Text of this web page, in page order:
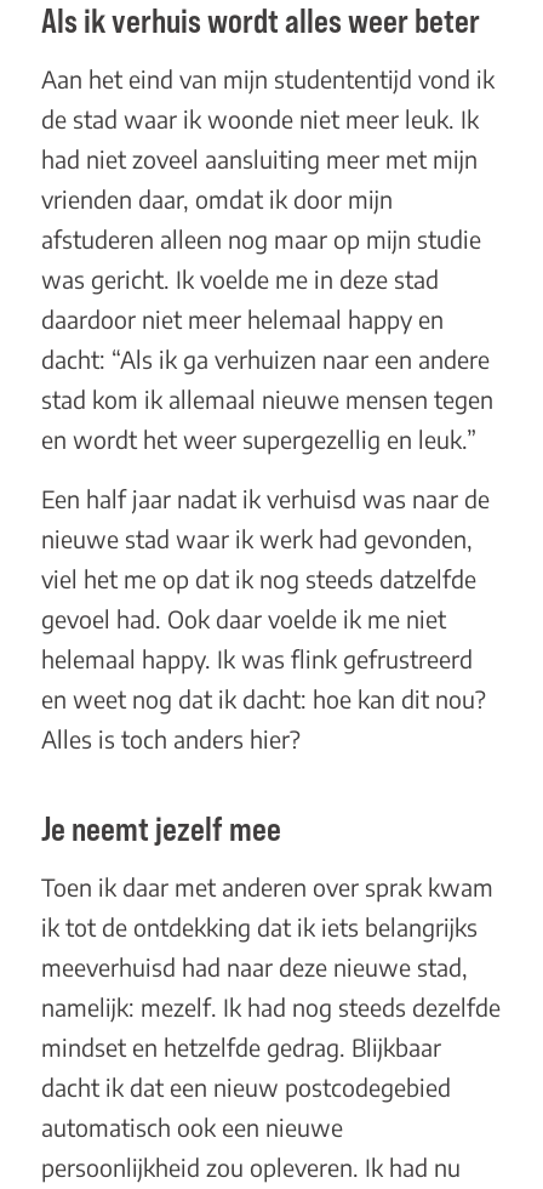
Als ik verhuis wordt alles weer beter
Aan het eind van mijn studententijd vond ik
de stad waar ik woonde niet meer leuk. Ik
had niet zoveel aansluiting meer met mijn
vrienden daar, omdat ik door mijn
afstuderen alleen nog maar op mijn studie
was gericht. Ik voelde me in deze stad
daardoor niet meer helemaal happy en
dacht: “Als ik ga verhuizen naar een andere
stad kom ik allemaal nieuwe mensen tegen
en wordt het weer supergezellig en leuk.”
Een half jaar nadat ik verhuisd was naar de
nieuwe stad waar ik werk had gevonden,
viel het me op dat ik nog steeds datzelfde
gevoel had. Ook daar voelde ik me niet
helemaal happy. Ik was flink gefrustreerd
en weet nog dat ik dacht: hoe kan dit nou?
Alles is toch anders hier?
Je neemt jezelf mee
Toen ik daar met anderen over sprak kwam
ik tot de ontdekking dat ik iets belangrijks
meeverhuisd had naar deze nieuwe stad,
namelijk: mezelf. Ik had nog steeds dezelfde
mindset en hetzelfde gedrag. Blijkbaar
dacht ik dat een nieuw postcodegebied
automatisch ook een nieuwe
persoonlijkheid zou opleveren. Ik had nu